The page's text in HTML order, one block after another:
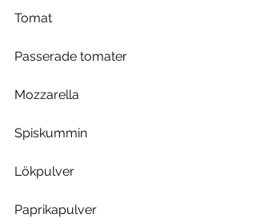
Tomat
Passerade tomater
Mozzarella
Spiskummin
Lökpulver
Paprikapulver